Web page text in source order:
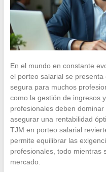
En el mundo en constante
el porteo salarial se
segura para muchos
como la gestión de ingresos
profesionales deben
asegurar una rentabilidad
TJM en porteo salarial
permite equilibrar las
profesionales, todo mientras
mercado.